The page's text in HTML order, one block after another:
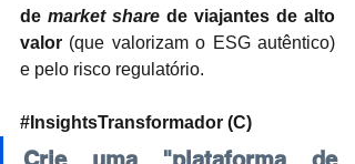
de market share de viajantes de alto
valor (que valorizam o ESG autêntico)
e pelo risco regulatório.
#InsightsTransformador (C)